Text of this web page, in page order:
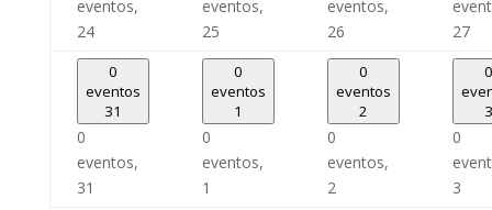
eventos,
24
eventos,
25
eventos,
26
27
0
eventos
31
0
eventos,
31
0
eventos
1
0
eventos,
1
0
eventos
2
0
eventos,
2
0
3
0
3